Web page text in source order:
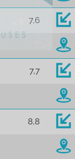
7,6
7,7
8,8